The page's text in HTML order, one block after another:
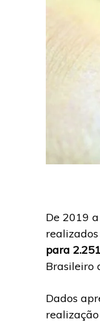
De 2019
para
Brasileiro
Dados